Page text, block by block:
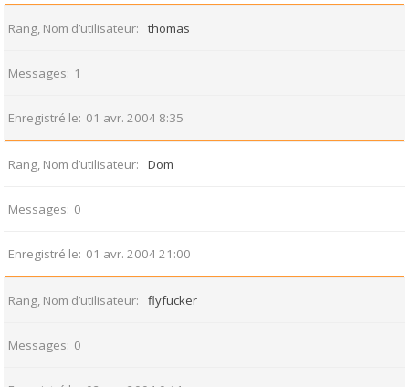
Rang, Nom d’utilisateur thomas
Messages 1
Enregistré le 01 avr. 2004 8:35
Rang, Nom d’utilisateur Dom
Messages 0
Enregistré le 01 avr. 2004 21:00
Rang, Nom d’utilisateur flyfucker
Messages 0